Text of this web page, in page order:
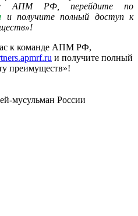
АПМ РФ, перейдите по
и получите полный доступ к
к команде АПМ РФ,
и получите полный
преимуществ»!
мусульман России